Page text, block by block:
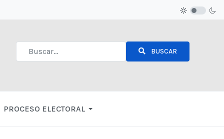
BUSCAR
PROCESO ELECTORAL